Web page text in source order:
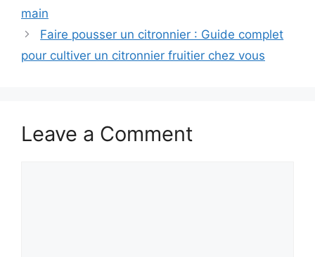
main
Faire pousser un citronnier : Guide complet
pour cultiver un citronnier fruitier chez vous
Leave a Comment